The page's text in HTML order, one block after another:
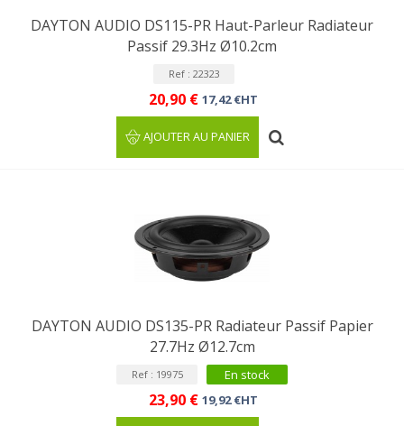
DAYTON AUDIO DS115-PR Haut-Parleur Radiateur
Passif 29.3Hz Ø10.2cm
Ref : 22323
20,90 € 17,42 €HT
AJOUTER AU PANIER
DAYTON AUDIO DS135-PR Radiateur Passif Papier
27.7Hz Ø12.7cm
Ref : 19975 En stock
23,90 € 19,92 €HT